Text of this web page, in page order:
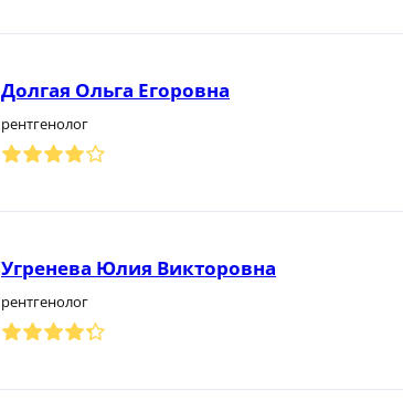
Долгая Ольга Егоровна
рентгенолог
Угренева Юлия Викторовна
рентгенолог